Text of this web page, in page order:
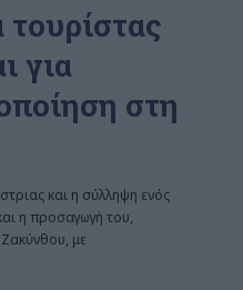
για
στη
και η σύλληψη ενός
η προσαγωγή του,
Ζακύνθου, με